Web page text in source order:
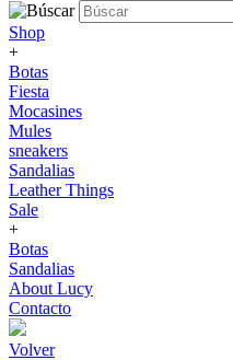
Shop
+
Botas
Fiesta
Mocasines
Mules
sneakers
Sandalias
Leather Things
Sale
+
Botas
Sandalias
About Lucy
Contacto
Volver